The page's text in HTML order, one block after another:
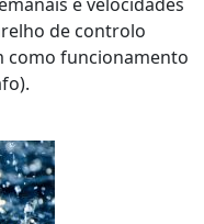
de controlo
como funcionamento